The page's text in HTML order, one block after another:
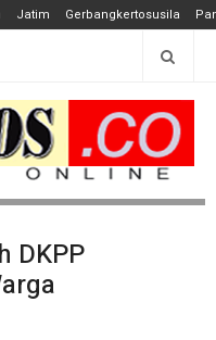
Jatim Gerbangkertosusila
DKPP